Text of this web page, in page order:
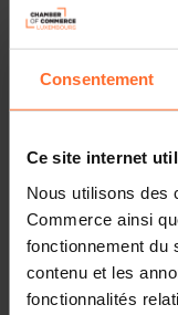
Consentement
Ce site internet
Nous utilisons des
Commerce ainsi
fonctionnement du
contenu et les
fonctionnalités
européenne
Selon la
nécessité d’une
afin de renforcer
compétitivité,